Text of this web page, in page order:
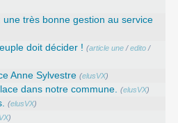
très bonne gestion au service
doit décider ! (article une /edito /
Anne Sylvestre (elusVX)
dans notre commune. (elusVX)
(elusVX)
)